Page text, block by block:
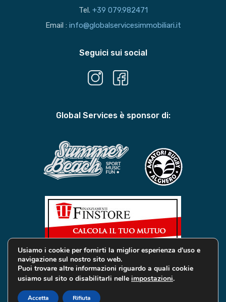
Tel. +39 079.982471
Email : info@globalservicesimmobiliari.it
Seguici sui social
Global Services è sponsor di:
© 2019 Global Services Immobiliari | All rights reserved |
Privacy e Cookie
Usiamo i cookie per fornirti la miglior esperienza d'uso e
navigazione sul nostro sito web.
Puoi trovare altre informazioni riguardo a quali cookie
usiamo sul sito o disabilitarli nelle impostazioni.
Accetta Rifiuta